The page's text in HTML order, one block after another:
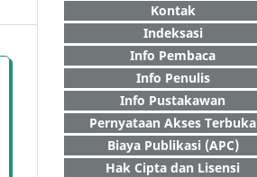
Kontak
Indeksasi
Info Pembaca
Info Penulis
Info Pustakawan
Pernyataan Akses Terbuka
Biaya Publikasi (APC)
Hak Cipta dan Lisensi